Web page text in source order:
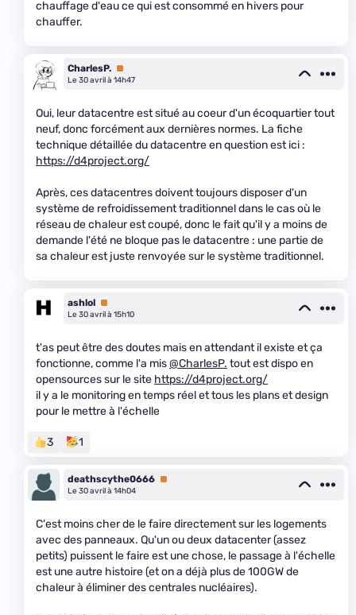
chauffage d'eau ce qui est consommé en hivers pour
chauffer.
CharlesP. Premium
Le 30 avril à 14h47
Oui, leur datacentre est situé au coeur d'un écoquartier tout
neuf, donc forcément aux dernières normes. La fiche
technique détaillée du datacentre en question est ici :
https://d4project.org/
Après, ces datacentres doivent toujours disposer d'un
système de refroidissement traditionnel dans le cas où le
réseau de chaleur est coupé, donc le fait qu'il y a moins de
demande l'été ne bloque pas le datacentre : une partie de
sa chaleur est juste renvoyée sur le système traditionnel.
ashlol Premium
Le 30 avril à 15h10
t'as peut être des doutes mais en attendant il existe et ça
fonctionne, comme l'a mis@CharlesP. tout est dispo en
opensources sur le site https://d4project.org/
il y a le monitoring en temps réel et tous les plans et design
pour le mettre à l'échelle
3 1
deathscythe0666 Premium
Le 30 avril à 14h04
C'est moins cher de le faire directement sur les logements
avec des panneaux. Qu'un ou deux datacenter (assez
petits) puissent le faire est une chose, le passage à l'échelle
est une autre histoire (et on a déjà plus de 100GW de
chaleur à éliminer des centrales nucléaires).